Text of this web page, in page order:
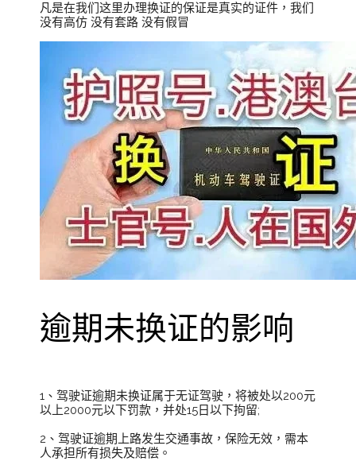
凡是在我们这里办理换证的保证是真实的证件，我们
没有高仿 没有套路 没有假冒
逾期未换证的影响
1、驾驶证逾期未换证属于无证驾驶，将被处以200元
以上2000元以下罚款，并处15日以下拘留;
2、驾驶证逾期上路发生交通事故，保险无效，需本
人承担所有损失及赔偿。